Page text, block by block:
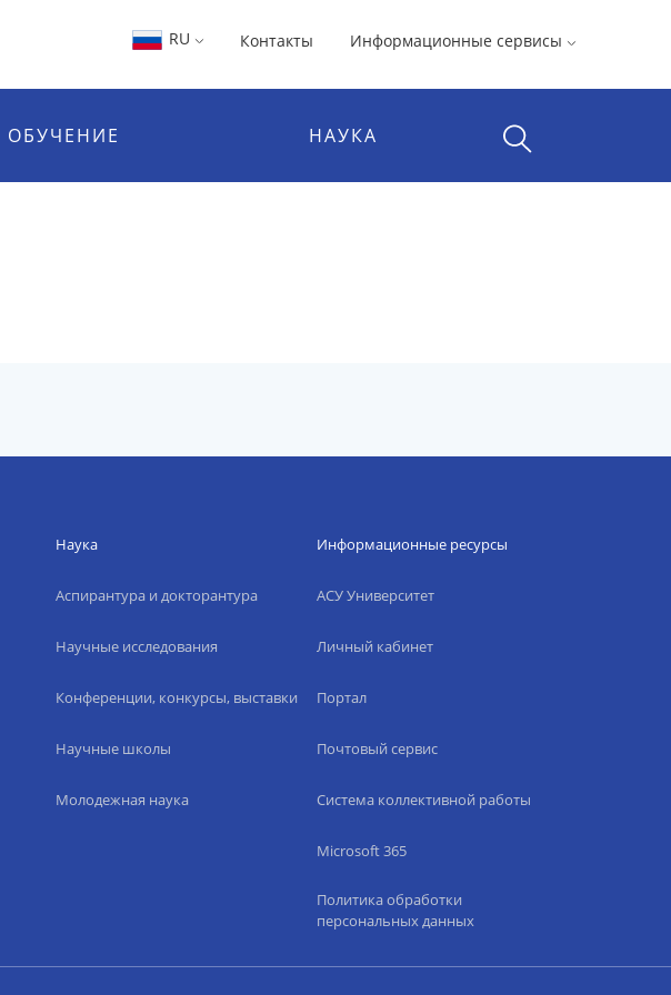
RU Контакты Информационные сервисы
ОБУЧЕНИЕ НАУКА
Наука
Аспирантура и докторантура
Научные исследования
Конференции, конкурсы, выставки
Научные школы
Молодежная наука
Информационные ресурсы
АСУ Университет
Личный кабинет
Портал
Почтовый сервис
Система коллективной работы
Microsoft 365
Политика обработки
персональных данных